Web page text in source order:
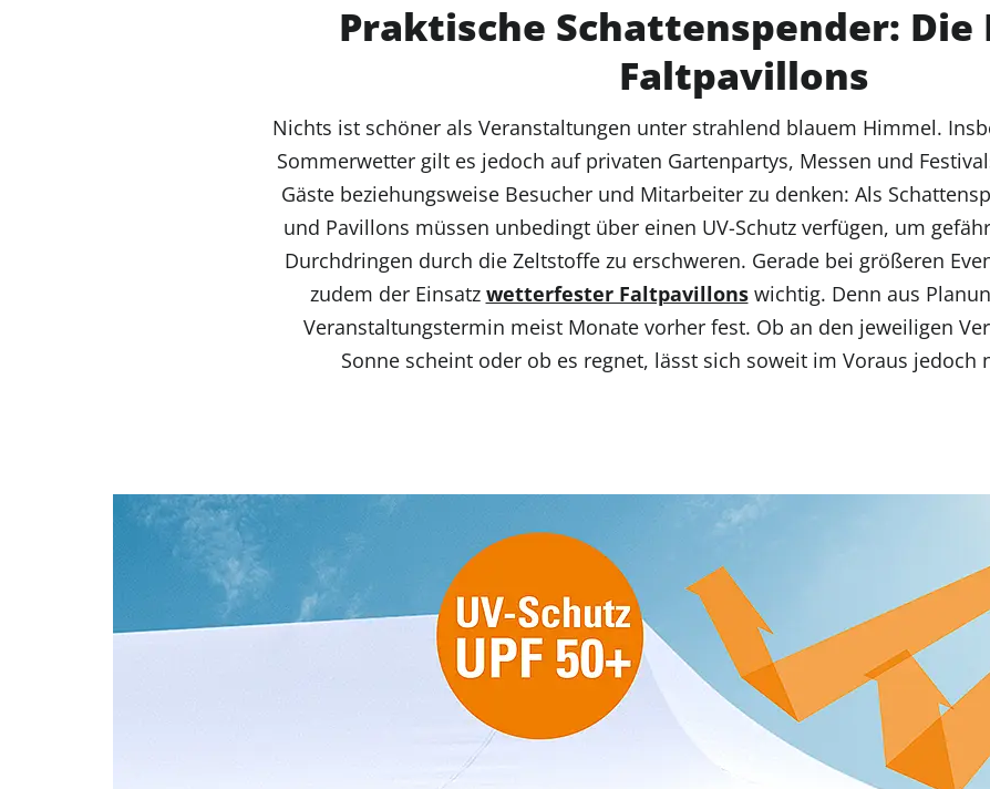
Praktische Schattenspender: Die
Faltpavillons
Nichts ist schöner als Veranstaltungen unter strahlend blauem Himmel.
Sommerwetter gilt es jedoch auf privaten Gartenpartys, Messen und
Gäste beziehungsweise Besucher und Mitarbeiter zu denken: Als
und Pavillons müssen unbedingt über einen UV-Schutz verfügen, um
Durchdringen durch die Zeltstoffe zu erschweren. Gerade bei größeren
zudem der Einsatz wetterfester Faltpavillonswichtig. Denn aus
Veranstaltungstermin meist Monate vorher fest. Ob an den jeweiligen
Sonne scheint oder ob es regnet, lässt sich soweit im Voraus jedoch